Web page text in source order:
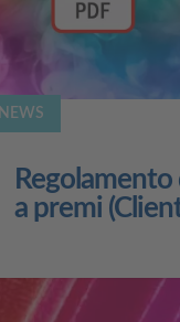
a premi
NEWS